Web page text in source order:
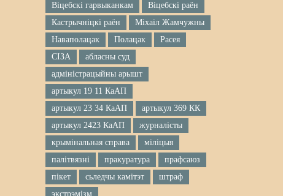
Віцебскі гарвыканкам
Віцебскі раён
Кастрычніцкі раён
Міхаіл Жамчужны
Наваполацак
Полацак
Расея
СІЗА
абласны суд
адміністрацыйны арышт
артыкул 19 11 КаАП
артыкул 23 34 КаАП
артыкул 369 КК
артыкул 2423 КаАП
журналісты
крымінальная справа
міліцыя
палітвязні
пракуратура
прафсаюз
пікет
сьледчы камітэт
штраф
экстрэмізм